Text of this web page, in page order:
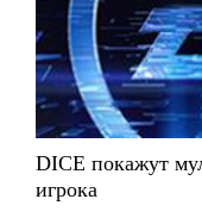
DICE покажут
игрока